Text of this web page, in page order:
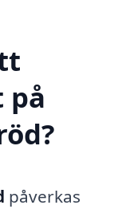
på
påverkas